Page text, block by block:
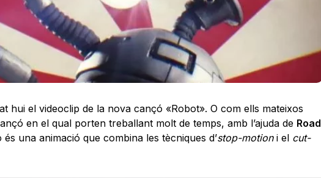
hui el videoclip de la nova cançó «Robot». O com ells mateixos
en el qual porten treballant molt de temps, amb l’ajuda de Road
és una animació que combina les tècniques d’stop-motioni el cut-